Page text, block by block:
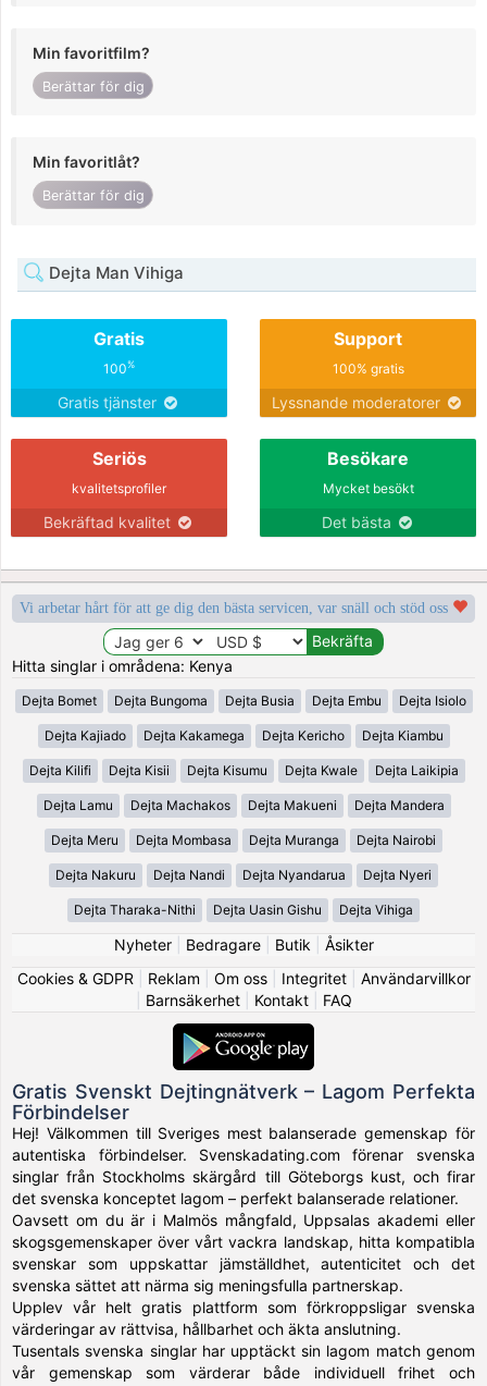
Min favoritfilm?
Berättar för dig
Min favoritlåt?
Berättar för dig
Dejta Man Vihiga
Gratis
100%
Gratis tjänster
Support
100% gratis
Lyssnande moderatorer
Seriös
kvalitetsprofiler
Bekräftad kvalitet
Besökare
Mycket besökt
Det bästa
Vi arbetar hårt för att ge dig den bästa servicen, var snäll och stöd oss
Hitta singlar i områdena: Kenya
Dejta Bomet Dejta Bungoma Dejta Busia Dejta Embu Dejta Isiolo
Dejta Kajiado Dejta Kakamega Dejta Kericho Dejta Kiambu
Dejta Kilifi Dejta Kisii Dejta Kisumu Dejta Kwale Dejta Laikipia
Dejta Lamu Dejta Machakos Dejta Makueni Dejta Mandera
Dejta Meru Dejta Mombasa Dejta Muranga Dejta Nairobi
Dejta Nakuru Dejta Nandi Dejta Nyandarua Dejta Nyeri
Dejta Tharaka-Nithi Dejta Uasin Gishu Dejta Vihiga
Nyheter| Bedragare| Butik
Åsikter
Cookies & GDPR
Reklam Om oss| Integritet| Användarvillkor
Barnsäkerhet| Kontakt| FAQ
Gratis Svenskt Dejtingnätverk – Lagom Perfekta
Förbindelser
Hej! Välkommen till Sveriges mest balanserade gemenskap för
autentiska förbindelser. Svenskadating.com förenar svenska
singlar från Stockholms skärgård till Göteborgs kust, och firar
det svenska konceptet lagom – perfekt balanserade relationer.
Oavsett om du är i Malmös mångfald, Uppsalas akademi eller
skogsgemenskaper över vårt vackra landskap, hitta kompatibla
svenskar som uppskattar jämställdhet, autenticitet och det
svenska sättet att närma sig meningsfulla partnerskap.
Upplev vår helt gratis plattform som förkroppsligar svenska
värderingar av rättvisa, hållbarhet och äkta anslutning.
Tusentals svenska singlar har upptäckt sin lagom match genom
vår gemenskap som värderar både individuell frihet och